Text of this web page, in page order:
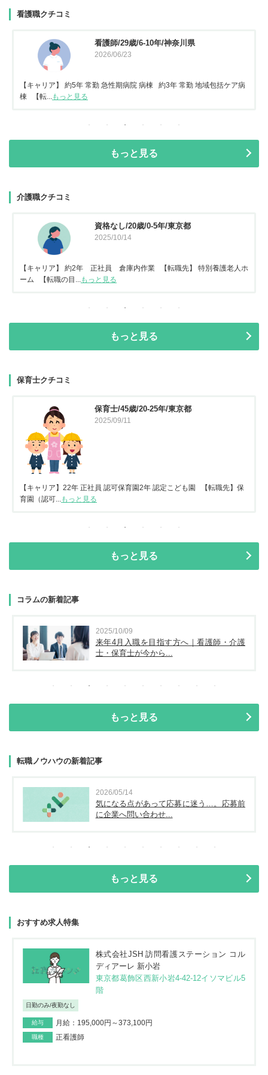
看護職クチコミ
看護師/29歳/6-10年/神奈川県
2026/06/23
【キャリア】 約5年 常勤 急性期病院 病棟 約3年 常勤 地域包括ケア病
棟 【転...もっと見る
もっと見る
介護職クチコミ
資格なし/20歳/0-5年/東京都
2025/10/14
【キャリア】 約2年 正社員 倉庫内作業 【転職先】 特別養護老人ホ
ーム 【転職の目...もっと見る
もっと見る
保育士クチコミ
保育士/45歳/20-25年/東京都
2025/09/11
【キャリア】22年 正社員 認可保育園2年 認定こども園 【転職先】保
育園（認可...もっと見る
もっと見る
コラムの新着記事
2025/10/09
来年4月入職を目指す方へ｜看護師・介護
士・保育士が今から...
もっと見る
転職ノウハウの新着記事
2026/05/14
気になる点があって応募に迷う…。応募前
に企業へ問い合わせ...
もっと見る
おすすめ求人特集
株式会社JSH 訪問看護ステーション コル
ディアーレ 新小岩
東京都葛飾区西新小岩4-42-12イソマビル5
階
日勤のみ/夜勤なし
給与 月給：195,000円～373,100円
職種 正看護師